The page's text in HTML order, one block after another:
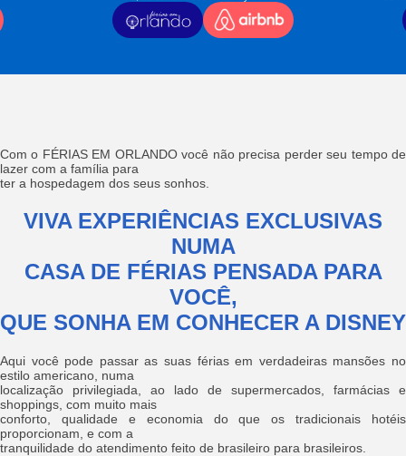
Com o FÉRIAS EM ORLANDO você não precisa perder seu tempo de
lazer com a família para
ter a hospedagem dos seus sonhos.
VIVA EXPERIÊNCIAS EXCLUSIVAS
NUMA
CASA DE FÉRIAS PENSADA PARA
VOCÊ,
QUE SONHA EM CONHECER A DISNEY
Aqui você pode passar as suas férias em verdadeiras mansões no
estilo americano, numa
localização privilegiada, ao lado de supermercados, farmácias e
shoppings, com muito mais
conforto, qualidade e economia do que os tradicionais hotéis
proporcionam, e com a
tranquilidade do atendimento feito de brasileiro para brasileiros.